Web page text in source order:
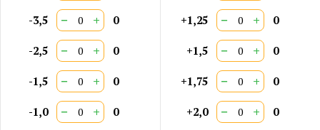
-3,5 − + 0
-2,5 − + 0
-1,5 − + 0
-1,0 − + 0
+1,25 − + 0
+1,5 − + 0
+1,75 − + 0
+2,0 − + 0